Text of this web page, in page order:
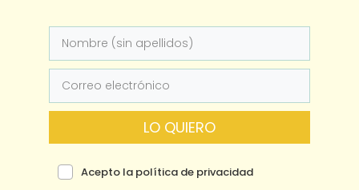
LO QUIERO
Acepto la política de privacidad